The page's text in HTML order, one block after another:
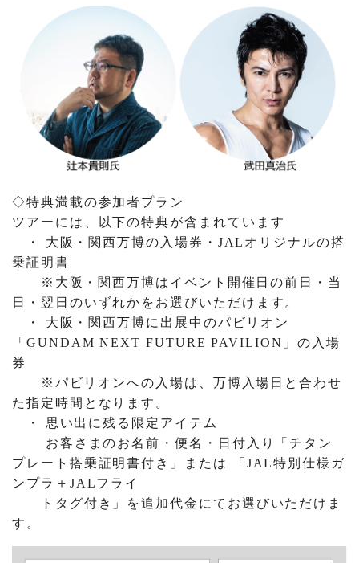
◇特典満載の参加者プラン
ツアーには、以下の特典が含まれています
・ 大阪・関西万博の入場券・JALオリジナルの搭
乗証明書
※大阪・関西万博はイベント開催日の前日・当
日・翌日のいずれかをお選びいただけます。
・ 大阪・関西万博に出展中のパビリオン
「GUNDAM NEXT FUTURE PAVILION」の入場
券
※パビリオンへの入場は、万博入場日と合わせ
た指定時間となります。
・ 思い出に残る限定アイテム
お客さまのお名前・便名・日付入り「チタン
プレート搭乗証明書付き」または 「JAL特別仕様ガ
ンプラ＋JALフライ
トタグ付き」を追加代金にてお選びいただけま
す。